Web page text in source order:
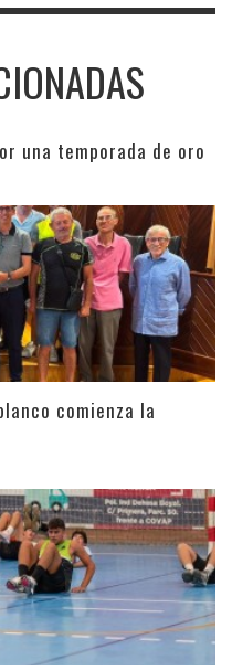
una temporada de oro
comienza la